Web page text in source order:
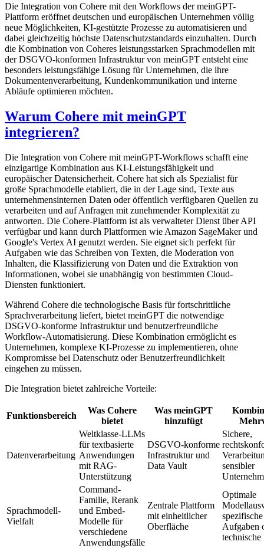
Die Integration von Cohere mit den Workflows der meinGPT-
Plattform eröffnet deutschen und europäischen Unternehmen völlig
neue Möglichkeiten, KI-gestützte Prozesse zu automatisieren und
dabei gleichzeitig höchste Datenschutzstandards einzuhalten. Durch
die Kombination von Coheres leistungsstarken Sprachmodellen mit
der DSGVO-konformen Infrastruktur von meinGPT entsteht eine
besonders leistungsfähige Lösung für Unternehmen, die ihre
Dokumentenverarbeitung, Kundenkommunikation und interne
Abläufe optimieren möchten.
Warum Cohere mit meinGPT
integrieren?
Die Integration von Cohere mit meinGPT-Workflows schafft eine
einzigartige Kombination aus KI-Leistungsfähigkeit und
europäischer Datensicherheit. Cohere hat sich als Spezialist für
große Sprachmodelle etabliert, die in der Lage sind, Texte aus
unternehmensinternen Daten oder öffentlich verfügbaren Quellen zu
verarbeiten und auf Anfragen mit zunehmender Komplexität zu
antworten. Die Cohere-Plattform ist als verwalteter Dienst über API
verfügbar und kann durch Plattformen wie Amazon SageMaker und
Google's Vertex AI genutzt werden. Sie eignet sich perfekt für
Aufgaben wie das Schreiben von Texten, die Moderation von
Inhalten, die Klassifizierung von Daten und die Extraktion von
Informationen, wobei sie unabhängig von bestimmten Cloud-
Diensten funktioniert.
Während Cohere die technologische Basis für fortschrittliche
Sprachverarbeitung liefert, bietet meinGPT die notwendige
DSGVO-konforme Infrastruktur und benutzerfreundliche
Workflow-Automatisierung. Diese Kombination ermöglicht es
Unternehmen, komplexe KI-Prozesse zu implementieren, ohne
Kompromisse bei Datenschutz oder Benutzerfreundlichkeit
eingehen zu müssen.
Die Integration bietet zahlreiche Vorteile:
Funktionsbereich
Was Cohere
bietet
Was meinGPT
hinzufügt
Datenverarbeitung
Weltklasse-LLMs
für textbasierte
Anwendungen
mit RAG-
Unterstützung
DSGVO-konforme
Infrastruktur und
Data Vault
Sichere,
sensibler
Sprachmodell-
Vielfalt
Command-
Familie, Rerank
und Embed-
Modelle für
verschiedene
Anwendungsfälle
Zentrale Plattform
mit einheitlicher
Oberfläche
Optimale
spezifische
Aufgaben